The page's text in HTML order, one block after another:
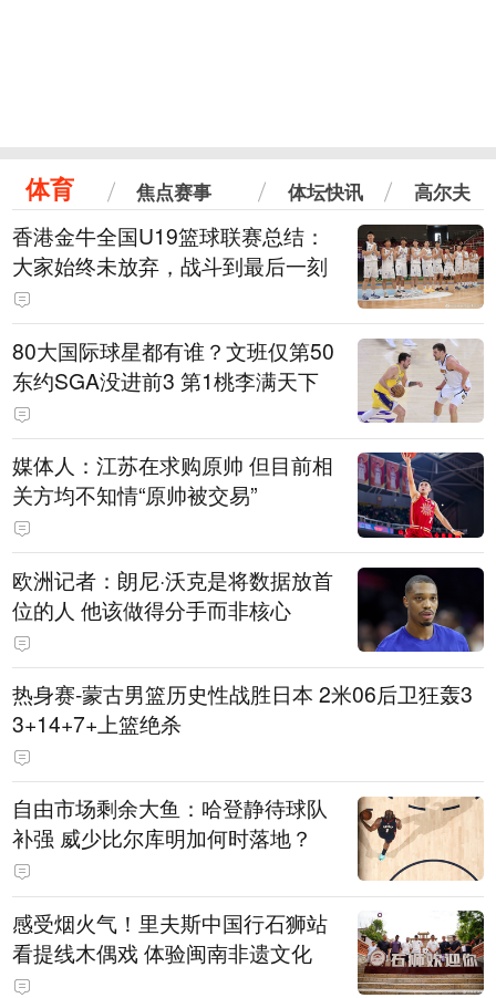
体育 焦点赛事 体坛快讯 高尔夫
香港金牛全国U19篮球联赛总结：
大家始终未放弃，战斗到最后一刻
80大国际球星都有谁？文班仅第50
东约SGA没进前3 第1桃李满天下
媒体人：江苏在求购原帅 但目前相
关方均不知情“原帅被交易”
欧洲记者：朗尼·沃克是将数据放首
位的人 他该做得分手而非核心
热身赛-蒙古男篮历史性战胜日本 2米06后卫狂轰3
3+14+7+上篮绝杀
自由市场剩余大鱼：哈登静待球队
补强 威少比尔库明加何时落地？
感受烟火气！里夫斯中国行石狮站
看提线木偶戏 体验闽南非遗文化